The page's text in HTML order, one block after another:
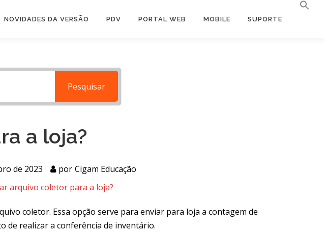
NOVIDADES DA VERSÃO PDV PORTAL WEB MOBILE SUPORTE
Pesquisar
a loja?
de 2023 por Cigam Educação
arquivo coletor para a loja?
coletor. Essa opção serve para enviar para loja a contagem de
de realizar a conferência de inventário.